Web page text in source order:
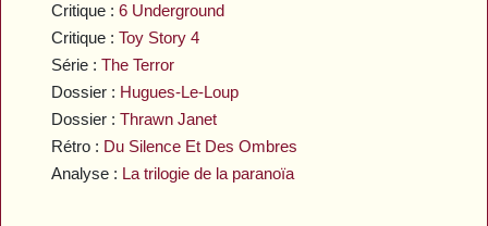
Critique :6 Underground
Critique :Toy Story 4
Série :The Terror
Dossier : Hugues-Le-Loup
Dossier :Thrawn Janet
Rétro : Du Silence Et Des Ombres
Analyse : La trilogie de la paranoïa